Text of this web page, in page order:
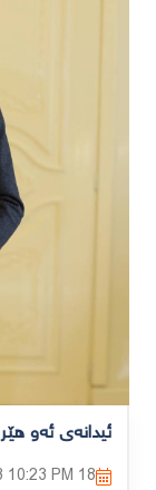
18 Oct 2023
10:23 PM